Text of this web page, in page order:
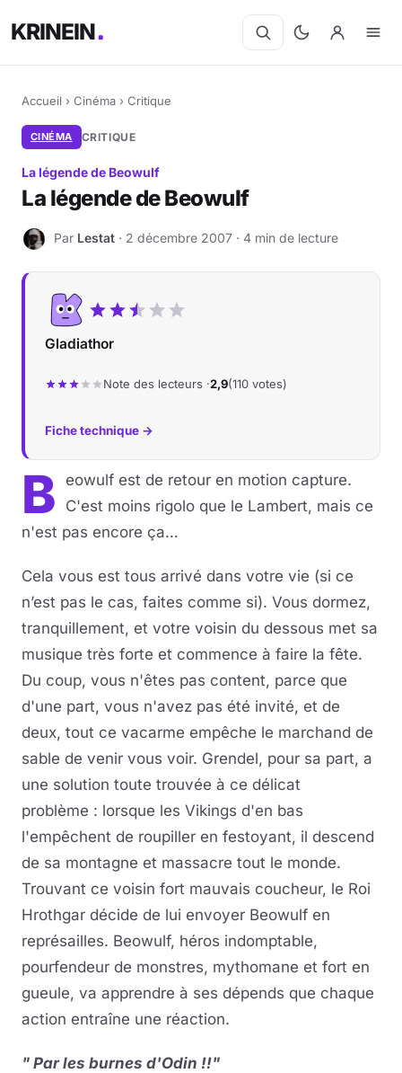
KRINEIN
Accueil › Cinéma › Critique
CINÉMA CRITIQUE
La légende de Beowulf
La légende de Beowulf
L Par Lestat · 2 décembre 2007 · 4 min de lecture
Gladiathor
Note des lecteurs ·2,9(110 votes)
Fiche technique →
B
eowulf est de retour en motion capture.
C'est moins rigolo que le Lambert, mais ce
n'est pas encore ça…
Cela vous est tous arrivé dans votre vie (si ce
n’est pas le cas, faites comme si). Vous dormez,
tranquillement, et votre voisin du dessous met sa
musique très forte et commence à faire la fête.
Du coup, vous n'êtes pas content, parce que
d'une part, vous n'avez pas été invité, et de
deux, tout ce vacarme empêche le marchand de
sable de venir vous voir. Grendel, pour sa part, a
une solution toute trouvée à ce délicat
problème : lorsque les Vikings d'en bas
l'empêchent de roupiller en festoyant, il descend
de sa montagne et massacre tout le monde.
Trouvant ce voisin fort mauvais coucheur, le Roi
Hrothgar décide de lui envoyer Beowulf en
représailles. Beowulf, héros indomptable,
pourfendeur de monstres, mythomane et fort en
gueule, va apprendre à ses dépends que chaque
action entraîne une réaction.
" Par les burnes d'Odin !!"